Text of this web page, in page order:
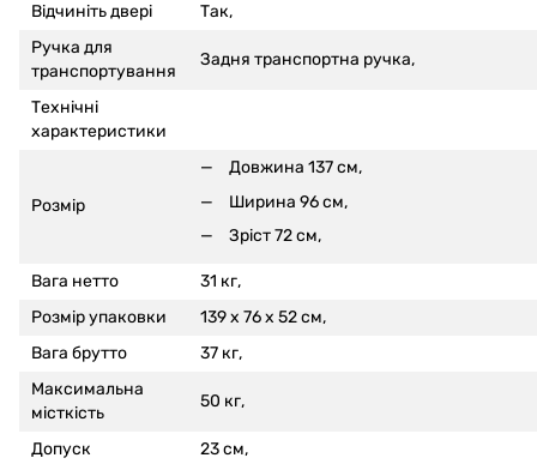
Відчиніть двері
Так,
Ручка для
транспортування
Задня транспортна ручка,
Технічні
характеристики
Розмір
Довжина 137 см,
Ширина 96 см,
Зріст 72 см,
Вага нетто
31 кг,
Розмір упаковки
139 x 76 x 52 см,
Вага брутто
37 кг,
Максимальна
місткість
50 кг,
Допуск
23 см,